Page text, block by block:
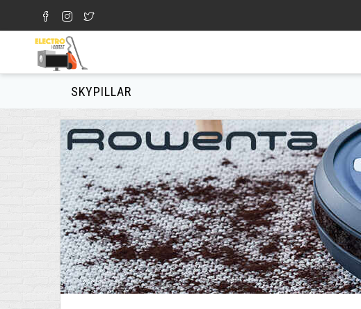
Aller au contenu principal
Formulaire de recherche
SKYPILLAR